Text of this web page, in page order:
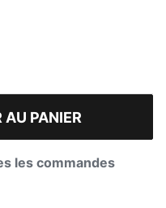
AU PANIER
les commandes